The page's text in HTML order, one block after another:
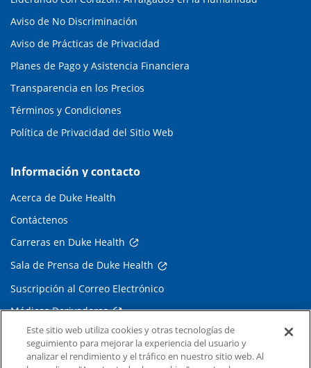
Aviso de No Discriminación
Aviso de Prácticas de Privacidad
Planes de Pago y Asistencia Financiera
Transparencia en los Precios
Términos y Condiciones
Política de Privacidad del Sitio Web
Información y contacto
Acerca de Duke Health
Contáctenos
Carreras en Duke Health
Sala de Prensa de Duke Health
Suscripción al Correo Electrónico
Médicos Derivadores
Enlaces relacionados
Este sitio web utiliza cookies y otras tecnologías de
seguimiento para mejorar la experiencia del usuario y
analizar el rendimiento y el tráfico en nuestro sitio web. Al